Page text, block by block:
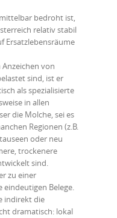
bedroht ist,
relativ stabil
Ersatzlebensräume
von
sind, ist er
als spezialisierte
in allen
die Molche, sei es
Regionen (z.B.
oder neu
trockenere
sind.
zu einer
Belege.
indirekt die
dramatisch: lokal